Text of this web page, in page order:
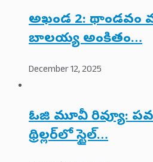
అఖండ 2: థాండవం
బాలయ్య అంకితం…
December 12, 2025
ఓజి మూవీ రివ్యూ:
థ్రిల్లర్‌లో స్టైల్…